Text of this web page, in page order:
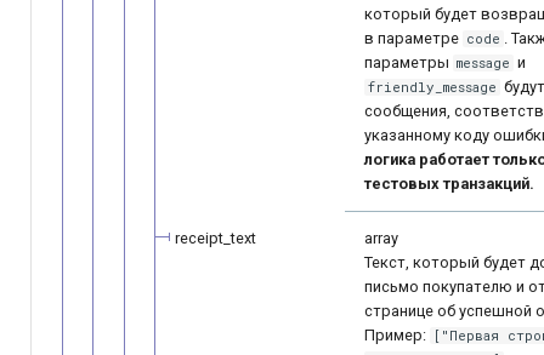
который будет
в параметре code .
параметры message и
friendly_message
сообщения,
указанному коду
логика работает
тестовых транзакций.
receipt_text
array
Текст, который будет
письмо покупателю и
странице об успешной
Пример:
["Первая